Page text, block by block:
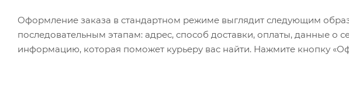
Оформление заказа в стандартном режиме выглядит следующим
последовательным этапам: адрес, способ доставки, оплаты, данные о
информацию, которая поможет курьеру вас найти. Нажмите кнопку